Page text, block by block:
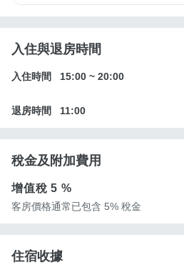
入住與退房時間
入住時間 15:00 ~ 20:00
退房時間 11:00
稅金及附加費用
增值稅5 %
客房價格通常已包含 5% 稅金
住宿收據